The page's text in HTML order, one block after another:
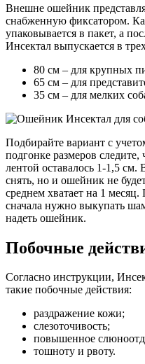
Внешне ошейник
снабженную фиксатором.
упаковывается в пакет, а
Инсектал выпускается в
80 см – для крупных
65 см – для
35 см – для мелких
Подбирайте вариант с
подгонке размеров
лентой оставалось 1-1,5 см.
снять, но и ошейник не
среднем хватает на 1
сначала нужно выкупать
надеть ошейник.
Побочные
Согласно инструкции,
такие побочные действия:
раздражение кожи;
слезоточивость;
повышенное
тошноту и рвоту.